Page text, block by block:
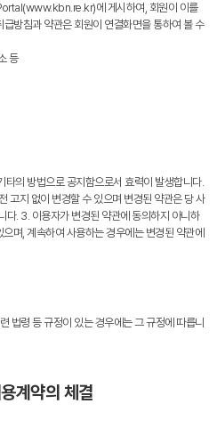
에 게시하여, 회원이 이를
방침과 약관은 회원이 연결화면을 통하여 볼 수
등
타의 방법으로 공지함으로서 효력이 발생합니다.
고지 없이 변경할 수 있으며 변경된 약관은 당 사
다. 3. 이용자가 변경된 약관에 동의하지 아니하
며, 계속하여 사용하는 경우에는 변경된 약관에
법령 등 규정이 있는 경우에는 그 규정에 따릅니
계약의 체결